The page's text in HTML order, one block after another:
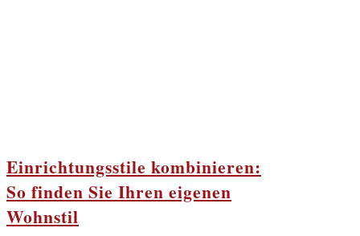
Einrichtungsstile kombinieren:
So finden Sie Ihren eigenen
Wohnstil